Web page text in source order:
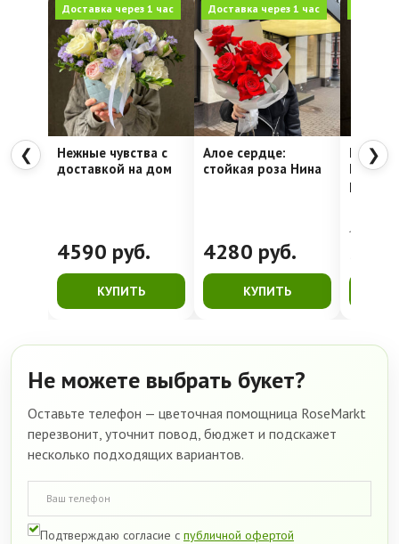
❮
Доставка через 1 час
Нежные чувства с
доставкой на дом
4590 руб.
КУПИТЬ
Доставка через 1 час
Алое сердце:
стойкая роза Нина
4280 руб.
КУПИТЬ
Недели
4762
❯
Не можете выбрать букет?
Оставьте телефон — цветочная помощница RoseMarkt
перезвонит, уточнит повод, бюджет и подскажет
несколько подходящих вариантов.
Подтверждаю согласие с публичной офертой